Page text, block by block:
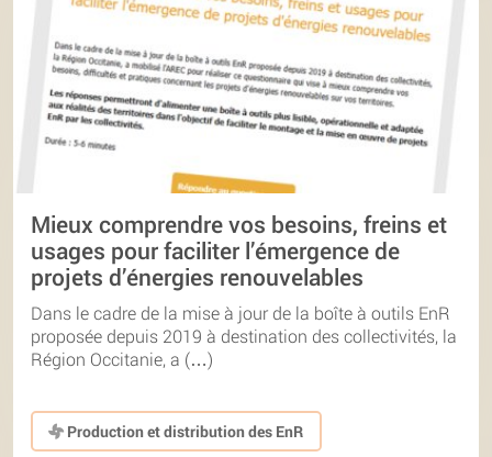
Mieux comprendre vos besoins, freins et
usages pour faciliter l’émergence de
projets d’énergies renouvelables
Dans le cadre de la mise à jour de la boîte à outils EnR
proposée depuis 2019 à destination des collectivités, la
Région Occitanie, a (…)
Production et distribution des EnR